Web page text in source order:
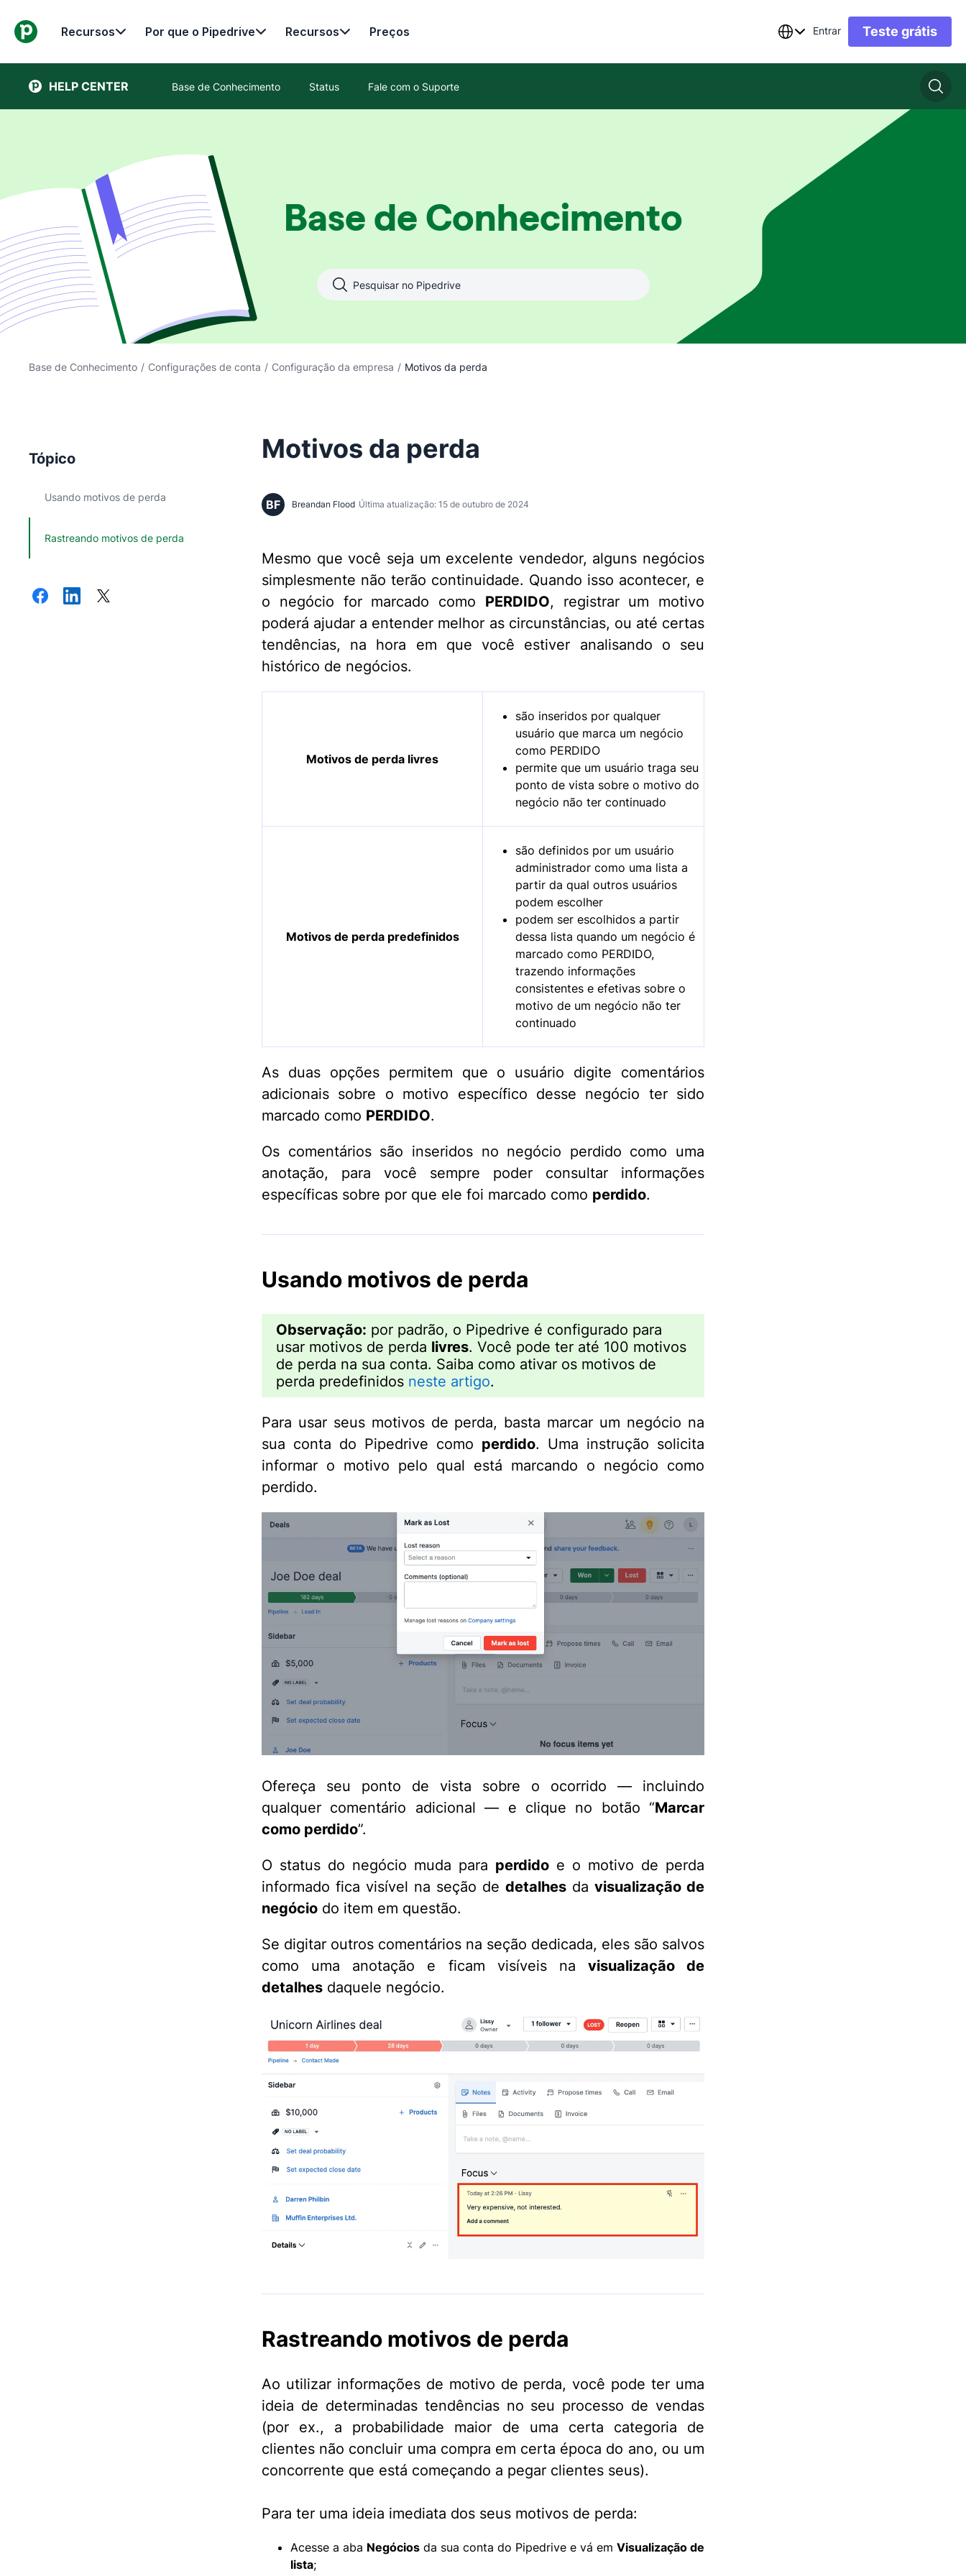
Recursos Por que o Pipedrive Recursos Preços Entrar Teste grátis
HELP CENTER Base de Conhecimento Status Fale com o Suporte
Base de Conhecimento
Base de Conhecimento / Configurações de conta / Configuração da empresa / Motivos da perda
Tópico
Usando motivos de perda
Rastreando motivos de perda
Motivos da perda
BF Breandan Flood Última atualização: 15 de outubro de 2024
Mesmo que você seja um excelente vendedor, alguns negócios
simplesmente não terão continuidade. Quando isso acontecer, e
o negócio for marcado como PERDIDO, registrar um motivo
poderá ajudar a entender melhor as circunstâncias, ou até certas
tendências, na hora em que você estiver analisando o seu
histórico de negócios.
Motivos de perda livres
são inseridos por qualquer
usuário que marca um negócio
como PERDIDO
permite que um usuário traga seu
ponto de vista sobre o motivo do
negócio não ter continuado
Motivos de perda predefinidos
são definidos por um usuário
administrador como uma lista a
partir da qual outros usuários
podem escolher
podem ser escolhidos a partir
dessa lista quando um negócio é
marcado como PERDIDO,
trazendo informações
consistentes e efetivas sobre o
motivo de um negócio não ter
continuado
As duas opções permitem que o usuário digite comentários
adicionais sobre o motivo específico desse negócio ter sido
marcado como PERDIDO.
Os comentários são inseridos no negócio perdido como uma
anotação, para você sempre poder consultar informações
específicas sobre por que ele foi marcado como perdido.
Usando motivos de perda
Observação: por padrão, o Pipedrive é configurado para
usar motivos de perda livres. Você pode ter até 100 motivos
de perda na sua conta. Saiba como ativar os motivos de
perda predefinidos neste artigo.
Para usar seus motivos de perda, basta marcar um negócio na
sua conta do Pipedrive como perdido. Uma instrução solicita
informar o motivo pelo qual está marcando o negócio como
perdido.
Ofereça seu ponto de vista sobre o ocorrido — incluindo
qualquer comentário adicional — e clique no botão “Marcar
como perdido”.
O status do negócio muda para perdido e o motivo de perda
informado fica visível na seção de detalhes da visualização de
negócio do item em questão.
Se digitar outros comentários na seção dedicada, eles são salvos
como uma anotação e ficam visíveis na visualização de
detalhes daquele negócio.
Rastreando motivos de perda
Ao utilizar informações de motivo de perda, você pode ter uma
ideia de determinadas tendências no seu processo de vendas
(por ex., a probabilidade maior de uma certa categoria de
clientes não concluir uma compra em certa época do ano, ou um
concorrente que está começando a pegar clientes seus).
Para ter uma ideia imediata dos seus motivos de perda:
Acesse a aba Negócios da sua conta do Pipedrive e vá em Visualização de
lista;